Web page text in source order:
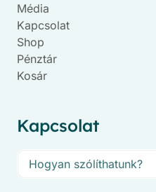
Média
Kapcsolat
Shop
Pénztár
Kosár
Kapcsolat